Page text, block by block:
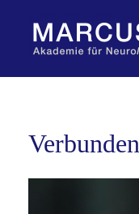
springen